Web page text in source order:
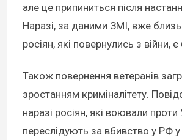
але це припиниться після
Наразі, за даними ЗМІ, вже
росіян, які повернулись з війни,
Також повернення ветеранів
зростанням криміналітету.
наразі росіян, які воювали проти
переслідують за вбивство у РФ